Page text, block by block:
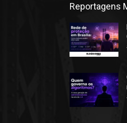
Reportagens